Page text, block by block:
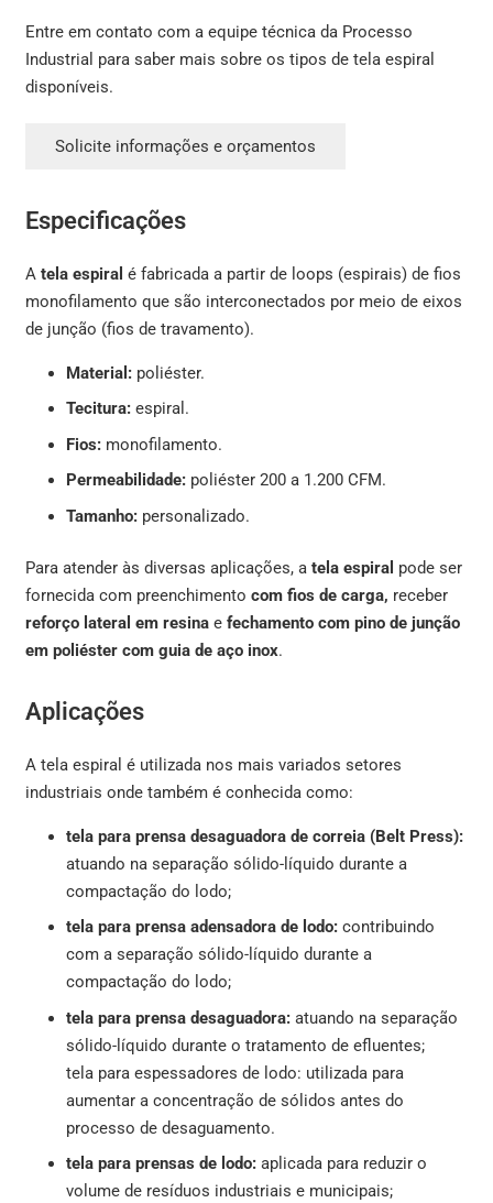
Entre em contato com a equipe técnica da Processo
Industrial para saber mais sobre os tipos de tela espiral
disponíveis.
Solicite informações e orçamentos
Especificações
A tela espiral é fabricada a partir de loops (espirais) de fios
monofilamento que são interconectados por meio de eixos
de junção (fios de travamento).
Material: poliéster.
Tecitura: espiral.
Fios: monofilamento.
Permeabilidade: poliéster 200 a 1.200 CFM.
Tamanho: personalizado.
Para atender às diversas aplicações, a tela espiral pode ser
fornecida com preenchimento com fios de carga, receber
reforço lateral em resinae fechamento com pino de junção
em poliéster com guia de aço inox.
Aplicações
A tela espiral é utilizada nos mais variados setores
industriais onde também é conhecida como:
tela para prensa desaguadora de correia (Belt Press):
atuando na separação sólido-líquido durante a
compactação do lodo;
tela para prensa adensadora de lodo: contribuindo
com a separação sólido-líquido durante a
compactação do lodo;
tela para prensa desaguadora: atuando na separação
sólido-líquido durante o tratamento de efluentes;
tela para espessadores de lodo: utilizada para
aumentar a concentração de sólidos antes do
processo de desaguamento.
tela para prensas de lodo: aplicada para reduzir o
volume de resíduos industriais e municipais;